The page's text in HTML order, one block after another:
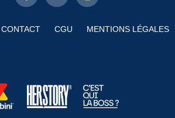
CONTACT CGU MENTIONS LÉGALES